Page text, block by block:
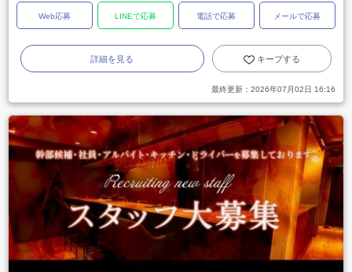
Web応募 LINEで応募 電話で応募 メールで応募
詳細を見る キープする
最終更新： 2026年07月02日 16:16